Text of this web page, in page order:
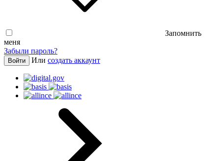
Запомнить
меня
Забыли пароль?
Войти Или создать аккаунт